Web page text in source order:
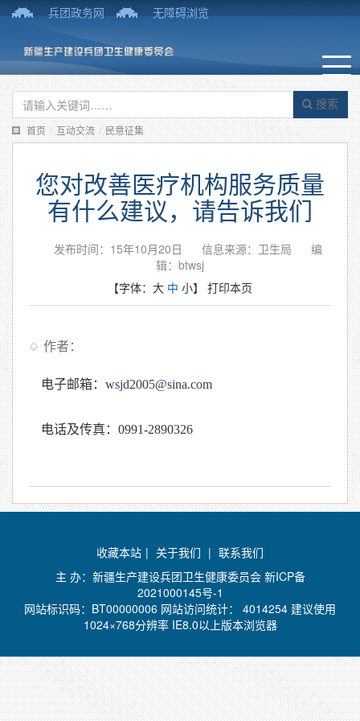
兵团政务网 无障碍浏览
搜索
首页 / 互动交流 / 民意征集
您对改善医疗机构服务质量
有什么建议，请告诉我们
发布时间：15年10月20日 信息来源：卫生局
编
辑：btwsj
【字体： 大 中 小】 打印本页
作者：
电子邮箱： wsjd2005@sina.com
电话及传真：0991-2890326
收藏本站 | 关于我们 | 联系我们
主 办：新疆生产建设兵团卫生健康委员会 新ICP备
2021000145号-1
网站标识码：BT00000006 网站访问统计： 4014254 建议使用
1024×768分辨率 IE8.0以上版本浏览器